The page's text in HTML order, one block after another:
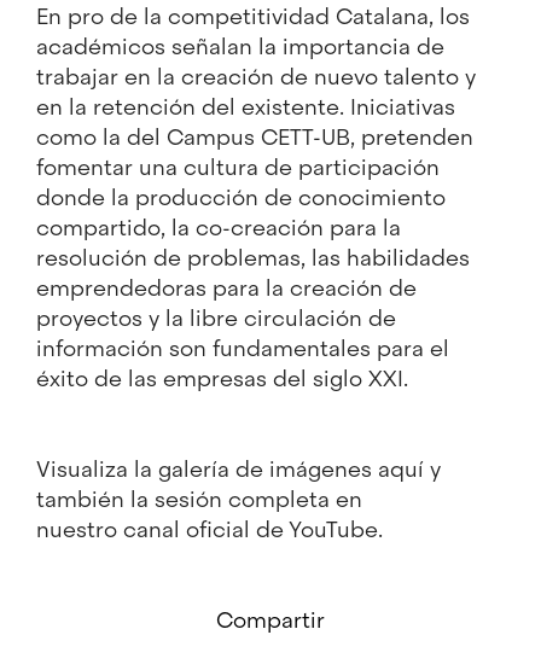
En pro de la competitividad Catalana, los
académicos señalan la importancia de
trabajar en la creación de nuevo talento y
en la retención del existente. Iniciativas
como la del Campus CETT-UB, pretenden
fomentar una cultura de participación
donde la producción de conocimiento
compartido, la co-creación para la
resolución de problemas, las habilidades
emprendedoras para la creación de
proyectos y la libre circulación de
información son fundamentales para el
éxito de las empresas del siglo XXI.
Visualiza la galería de imágenes aquí y
también la sesión completa en
nuestro canal oficial de YouTube.
Compartir